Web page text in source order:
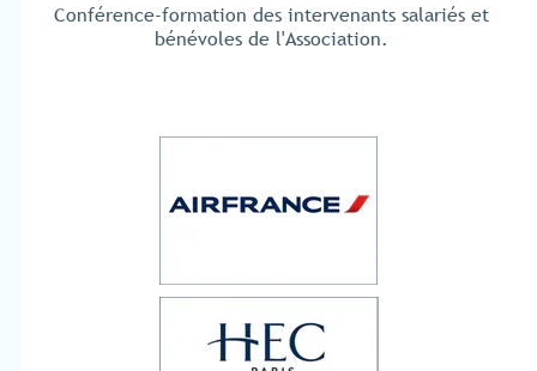
Conférence-formation des intervenants salariés et
bénévoles de l'Association.